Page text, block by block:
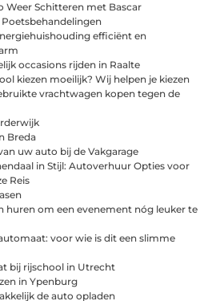
Weer Schitteren met Bascar
efficiënt en
occasions rijden in Raalte
kiezen moeilijk? Wij helpen je kiezen
vrachtwagen kopen tegen de
Breda
uw auto bij de Vakgarage
in Stijl: Autoverhuur Opties voor
Reis
huren om een evenement nóg leuker te
voor wie is dit een slimme
bij rijschool in Utrecht
in Ypenburg
de auto opladen